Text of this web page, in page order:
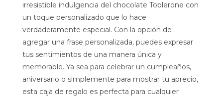
irresistible indulgencia del chocolate Toblerone con
un toque personalizado que lo hace
verdaderamente especial. Con la opción de
agregar una frase personalizada, puedes expresar
tus sentimientos de una manera única y
memorable. Ya sea para celebrar un cumpleaños,
aniversario o simplemente para mostrar tu aprecio,
esta caja de regalo es perfecta para cualquier